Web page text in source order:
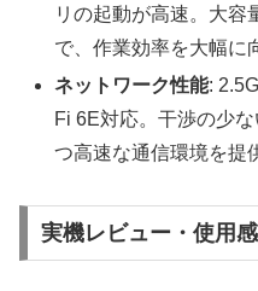
リの起動が高速。大容
で、作業効率を大幅に
ネットワーク性能:
Fi 6E対応。干渉の少
つ高速な通信環境を提
実機レビュー・使用